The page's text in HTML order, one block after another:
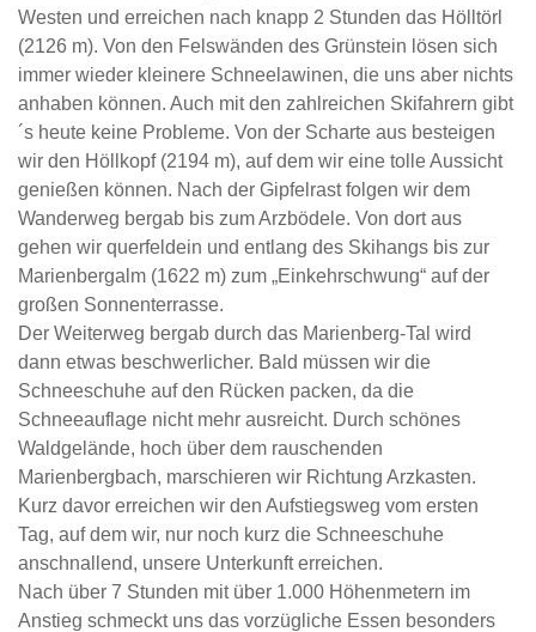
Westen und erreichen nach knapp 2 Stunden das Hölltörl
(2126 m). Von den Felswänden des Grünstein lösen sich
immer wieder kleinere Schneelawinen, die uns aber nichts
anhaben können. Auch mit den zahlreichen Skifahrern gibt
´s heute keine Probleme. Von der Scharte aus besteigen
wir den Höllkopf (2194 m), auf dem wir eine tolle Aussicht
genießen können. Nach der Gipfelrast folgen wir dem
Wanderweg bergab bis zum Arzbödele. Von dort aus
gehen wir querfeldein und entlang des Skihangs bis zur
Marienbergalm (1622 m) zum „Einkehrschwung“ auf der
großen Sonnenterrasse.
Der Weiterweg bergab durch das Marienberg-Tal wird
dann etwas beschwerlicher. Bald müssen wir die
Schneeschuhe auf den Rücken packen, da die
Schneeauflage nicht mehr ausreicht. Durch schönes
Waldgelände, hoch über dem rauschenden
Marienbergbach, marschieren wir Richtung Arzkasten.
Kurz davor erreichen wir den Aufstiegsweg vom ersten
Tag, auf dem wir, nur noch kurz die Schneeschuhe
anschnallend, unsere Unterkunft erreichen.
Nach über 7 Stunden mit über 1.000 Höhenmetern im
Anstieg schmeckt uns das vorzügliche Essen besonders